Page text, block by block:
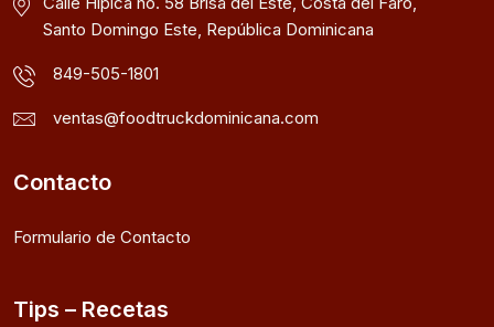
Santo Domingo Este, República Dominicana
849-505-1801
ventas@foodtruckdominicana.com
Contacto
Formulario de Contacto
Tips – Recetas